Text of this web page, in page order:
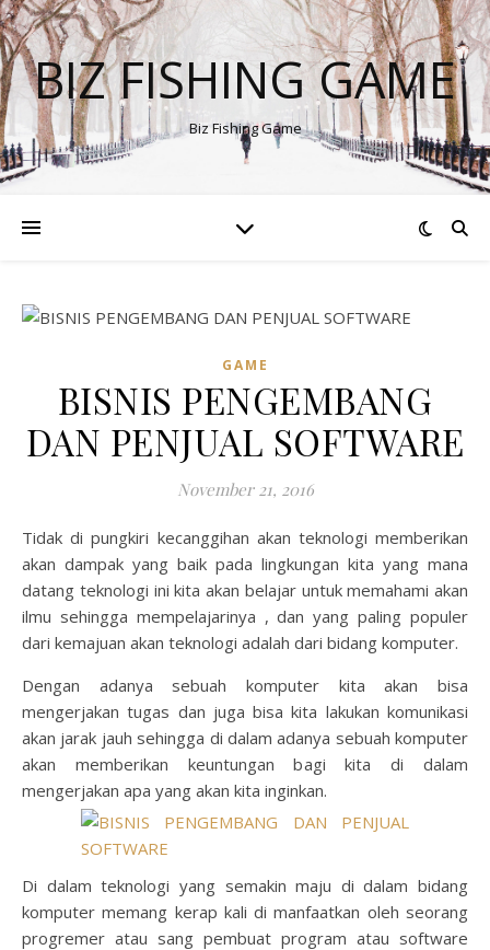
BIZ FISHING GAME
Biz Fishing Game
GAME
BISNIS PENGEMBANG
DAN PENJUAL SOFTWARE
November 21, 2016
Tidak di pungkiri kecanggihan akan teknologi memberikan
akan dampak yang baik pada lingkungan kita yang mana
datang teknologi ini kita akan belajar untuk memahami akan
ilmu sehingga mempelajarinya , dan yang paling populer
dari kemajuan akan teknologi adalah dari bidang komputer.
Dengan adanya sebuah komputer kita akan bisa
mengerjakan tugas dan juga bisa kita lakukan komunikasi
akan jarak jauh sehingga di dalam adanya sebuah komputer
akan memberikan keuntungan bagi kita di dalam
mengerjakan apa yang akan kita inginkan.
Di dalam teknologi yang semakin maju di dalam bidang
komputer memang kerap kali di manfaatkan oleh seorang
progremer atau sang pembuat program atau software